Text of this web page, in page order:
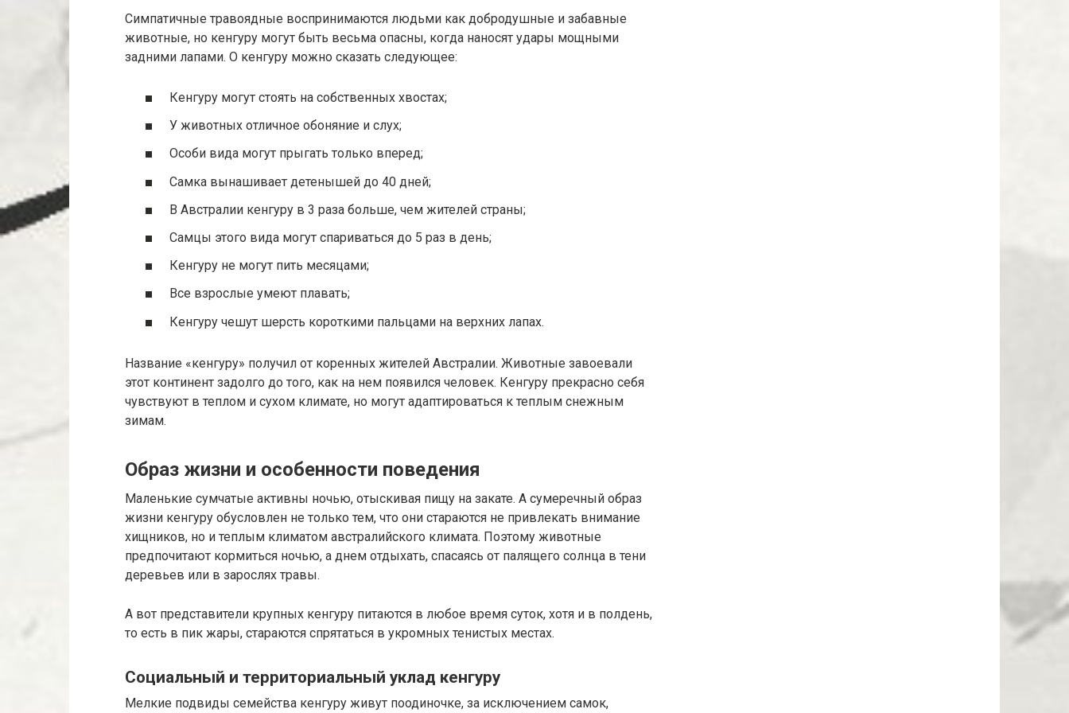
Симпатичные травоядные воспринимаются людьми как добродушные и забавные
животные, но кенгуру могут быть весьма опасны, когда наносят удары мощными
задними лапами. О кенгуру можно сказать следующее:
Кенгуру могут стоять на собственных хвостах;
У животных отличное обоняние и слух;
Особи вида могут прыгать только вперед;
Самка вынашивает детенышей до 40 дней;
В Австралии кенгуру в 3 раза больше, чем жителей страны;
Самцы этого вида могут спариваться до 5 раз в день;
Кенгуру не могут пить месяцами;
Все взрослые умеют плавать;
Кенгуру чешут шерсть короткими пальцами на верхних лапах.
Название «кенгуру» получил от коренных жителей Австралии. Животные завоевали
этот континент задолго до того, как на нем появился человек. Кенгуру прекрасно себя
чувствуют в теплом и сухом климате, но могут адаптироваться к теплым снежным
зимам.
Образ жизни и особенности поведения
Маленькие сумчатые активны ночью, отыскивая пищу на закате. А сумеречный образ
жизни кенгуру обусловлен не только тем, что они стараются не привлекать внимание
хищников, но и теплым климатом австралийского климата. Поэтому животные
предпочитают кормиться ночью, а днем ​​отдыхать, спасаясь от палящего солнца в тени
деревьев или в зарослях травы.
А вот представители крупных кенгуру питаются в любое время суток, хотя и в полдень,
то есть в пик жары, стараются спрятаться в укромных тенистых местах.
Социальный и территориальный уклад кенгуру
Мелкие подвиды семейства кенгуру живут поодиночке, за исключением самок,